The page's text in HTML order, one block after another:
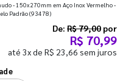
o segundo
- 150x270mm em Aço Inox Vermelho -
Padrão(93478)
De: R$ 79,00 por
R$ 70,99
até 3x de R$ 23,66 sem juros